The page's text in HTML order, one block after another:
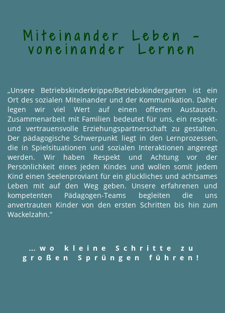
Miteinander Leben -
voneinander Lernen
„Unsere Betriebskinderkrippe/Betriebskindergarten ist ein
Ort des sozialen Miteinander und der Kommunikation. Daher
legen wir viel Wert auf einen offenen Austausch.
Zusammenarbeit mit Familien bedeutet für uns, ein respekt-
und vertrauensvolle Erziehungspartnerschaft zu gestalten.
Der pädagogische Schwerpunkt liegt in den Lernprozessen,
die in Spielsituationen und sozialen Interaktionen angeregt
werden. Wir haben Respekt und Achtung vor der
Persönlichkeit eines jeden Kindes und wollen somit jedem
Kind einen Seelenproviant für ein glückliches und achtsames
Leben mit auf den Weg geben. Unsere erfahrenen und
kompetenten Pädagogen-Teams begleiten die uns
anvertrauten Kinder von den ersten Schritten bis hin zum
Wackelzahn.“
…wo kleine Schritte zu
großen Sprüngen führen!